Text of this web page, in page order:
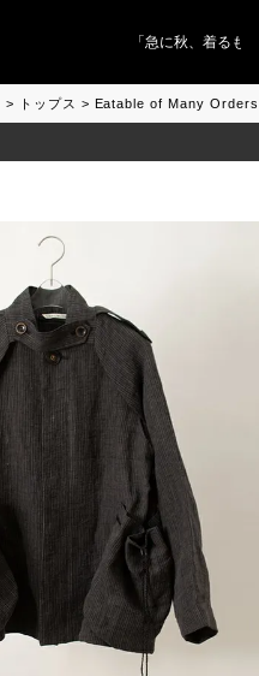
「急に秋、着るものがな
トップス Eatable of Many Orders